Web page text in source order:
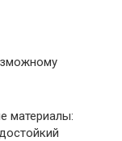
материалы: